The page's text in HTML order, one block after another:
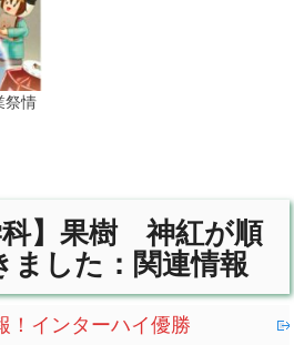
祭情
科】果樹 神紅が順
ました：関連情報
！インターハイ優勝